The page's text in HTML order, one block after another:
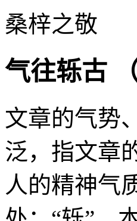
桑梓之敬
气往轹古
文章的气势
泛，指文章
人的精神气